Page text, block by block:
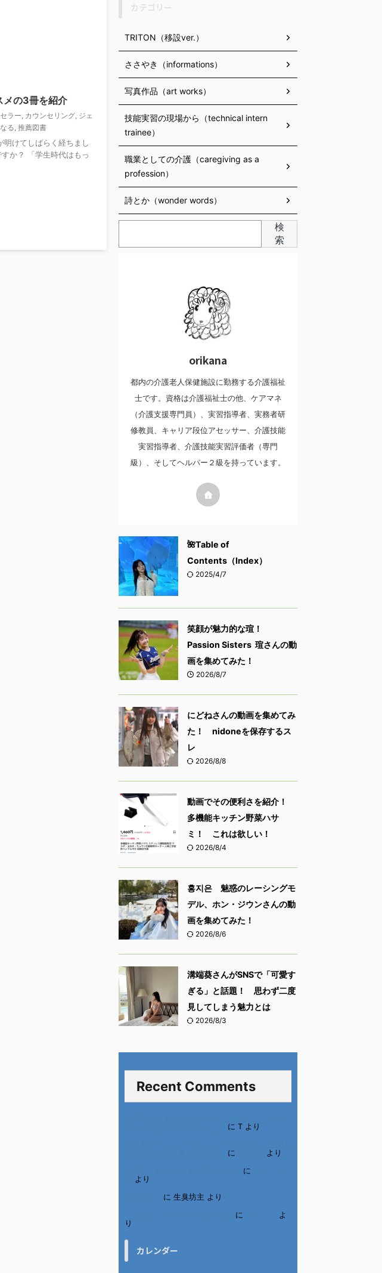
の3冊を紹介
ラー, カウンセリング, ジェ
る, 推薦図書
けてしばらく経ちまし
か？ 「学生時代はもっ
TRITON（移設ver.）
ささやき（informations）
写真作品（art works）
技能実習の現場から（technical intern
trainee）
職業としての介護（caregiving as a
profession）
詩とか（wonder words）
検
索
orikana
都内の介護老人保健施設に勤務する介護福祉
士です。資格は介護福祉士の他、ケアマネ
（介護支援専門員）、実習指導者、実務者研
修教員、キャリア段位アセッサー、介護技能
実習指導者、介護技能実習評価者（専門
級）、そしてヘルパー２級を持っています。
🌺Table of
Contents（Index）
2025/4/7
笑顔が魅力的な瑄！
Passion Sisters 瑄さんの動
画を集めてみた！
2026/8/7
にどねさんの動画を集めてみ
た！ nidoneを保存するス
レ
2026/8/8
動画でその便利さを紹介！
多機能キッチン野菜ハサ
ミ！ これは欲しい！
2026/8/4
홍지은 魅惑のレーシングモ
デル、ホン・ジウンさんの動
画を集めてみた！
2026/8/6
溝端葵さんがSNSで「可愛す
ぎる」と話題！ 思わず二度
見してしまう魅力とは
2026/8/3
Recent Comments
に T より
に
より
に
より
に 生臭坊主 より
に
よ
り
カレンダー